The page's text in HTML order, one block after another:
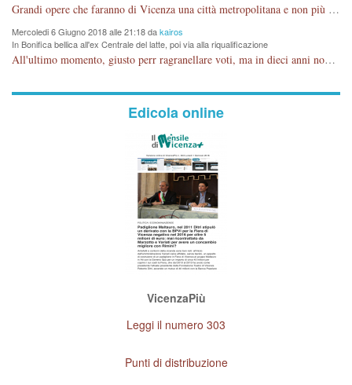
Grandi opere che faranno di Vicenza una città metropolitana e non più provinciale soffocata dal rumore dal traffico e smog concentrato in 6 vie cittadine. complimenti
Mercoledi 6 Giugno 2018 alle 21:18 dakairos
In Bonifica bellica all'ex Centrale del latte, poi via alla riqualificazione
All'ultimo momento, giusto perr ragranellare voti, ma in dieci anni non si poteva fare prima?
Edicola online
VicenzaPiù
Leggi il numero 303
Punti di distribuzione